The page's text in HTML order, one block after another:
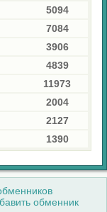
5094
7084
3906
4839
11973
2004
2127
1390
обменник